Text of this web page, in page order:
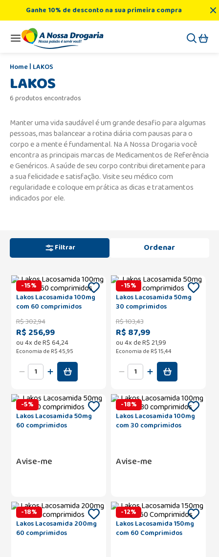
Ganhe 10% de desconto na sua primeira compra
LAKOS
LAKOS
6 produtos encontrados
Manter uma vida saudável é um grande desafio para algumas
pessoas, mas balancear a rotina diária com pausas para o
corpo e a mente é fundamental. Na A Nossa Drogaria você
encontra as principais marcas de Medicamentos de Referência
e Genéricos. A saúde de seu corpo contribui diretamente para
a sua felicidade e satisfação. Visite seu médico com
regularidade e coloque em prática as dicas e tratamentos
indicados por ele.
Filtrar
-15%
Lakos Lacosamida 100mg
com 60 comprimidos
R$302,94
R$ 256,99
ou4x deR$64,24
Economia de R$ 45,95
-15%
Lakos Lacosamida 50mg
30 comprimidos
R$103,43
R$ 87,99
ou4x deR$21,99
Economia de R$ 15,44
-5%
Lakos Lacosamida 50mg
60 comprimidos
Avise-me
-18%
Lakos Lacosamida 100mg
com 30 comprimidos
Avise-me
-18%
Lakos Lacosamida 200mg
60 comprimidos
-12%
Lakos Lacosamida 150mg
com 60 Comprimidos